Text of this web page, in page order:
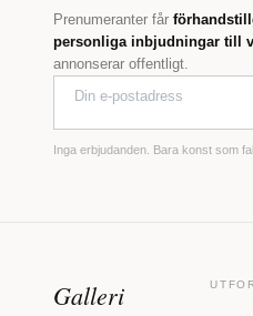
Prenumeranter får
personliga inbjudningar till
annonserar offentligt.
Inga erbjudanden. Bara konst som
Galleri